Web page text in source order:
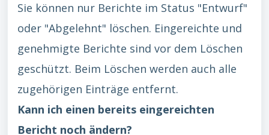
Sie können nur Berichte im Status "Entwurf"
oder "Abgelehnt" löschen. Eingereichte und
genehmigte Berichte sind vor dem Löschen
geschützt. Beim Löschen werden auch alle
zugehörigen Einträge entfernt.
Kann ich einen bereits eingereichten
Bericht noch ändern?